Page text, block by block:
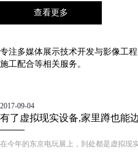
查看更多
专注多媒体展示技术开发与影像工
施工配合等相关服务。
2017-09-04
有了虚拟现实设备,家里蹲也能
在今年的东京电玩展上，到处都是虚拟现